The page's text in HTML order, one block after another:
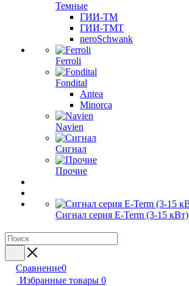
Темные
ГИИ-ТМ
ГИИ-ТМТ
neroSchwank
Ferroli
Fondital
Antea
Minorca
Navien
Сигнал
Прочие
Сигнал серия E-Term (3-15 кВт)
Сравнение0
Избранные товары 0